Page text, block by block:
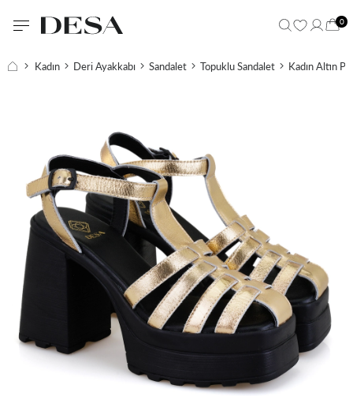
0
Kadın Deri Ayakkabı Sandalet Topuklu Sandalet Kadın Altın